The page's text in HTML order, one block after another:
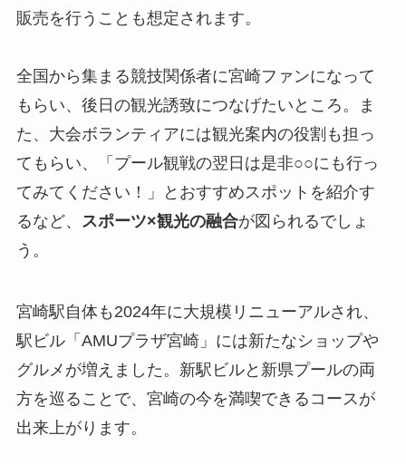
販売を行うことも想定されます。
全国から集まる競技関係者に宮崎ファンになって
もらい、後日の観光誘致につなげたいところ。ま
た、大会ボランティアには観光案内の役割も担っ
てもらい、「プール観戦の翌日は是非○○にも行っ
てみてください！」とおすすめスポットを紹介す
るなど、 スポーツ×観光の融合が図られるでしょ
う。
宮崎駅自体も2024年に大規模リニューアルされ、
駅ビル「AMUプラザ宮崎」には新たなショップや
グルメが増えました。新駅ビルと新県プールの両
方を巡ることで、宮崎の今を満喫できるコースが
出来上がります。